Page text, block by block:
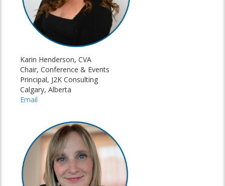
Karin Henderson, CVA
Chair, Conference & Events
Principal, J2K Consulting
Calgary, Alberta
Email